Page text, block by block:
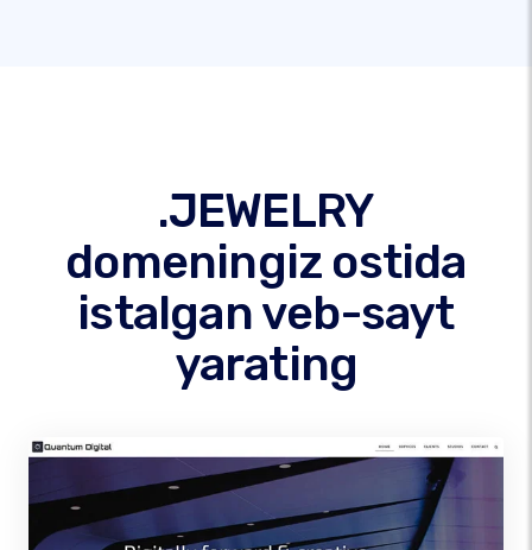
.JEWELRY
domeningiz ostida
istalgan veb-sayt
yarating